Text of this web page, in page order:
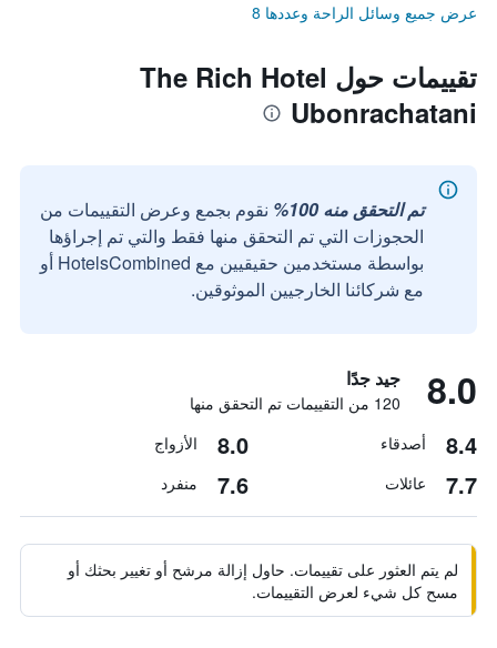
عرض جميع وسائل الراحة وعددها 8
تقييمات حول The Rich Hotel
Ubonrachatani
تم التحقق منه 100%
نقوم بجمع وعرض التقييمات من
الحجوزات التي تم التحقق منها فقط والتي تم إجراؤها
بواسطة مستخدمين حقيقيين مع HotelsCombined أو
مع شركائنا الخارجيين الموثوقين.
8.0 جيد جدًا
120 من التقييمات تم التحقق منها
8.4 أصدقاء 8.0 الأزواج
7.7 عائلات 7.6 منفرد
لم يتم العثور على تقييمات. حاول إزالة مرشح أو تغيير بحثك أو
مسح كل شيء لعرض التقييمات.